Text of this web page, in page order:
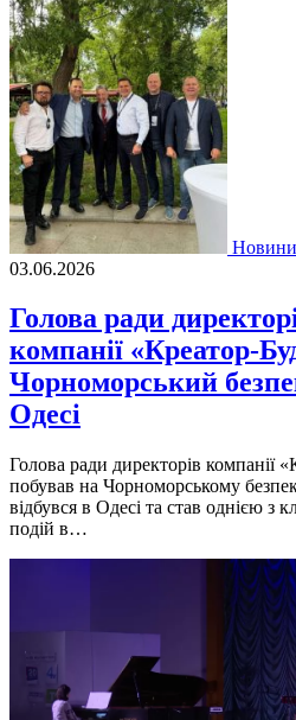
Новини
03.06.2026
Голова ради
компанії «Креатор-
Чорноморський
Одесі
Голова ради директорів компанії
побував на Чорноморському
відбувся в Одесі та став однією з
подій в…